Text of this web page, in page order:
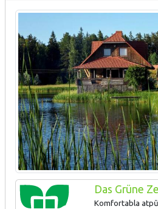
Das Grüne
Komfortabla